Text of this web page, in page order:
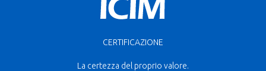
CERTIFICAZIONE
La certezza del proprio valore.